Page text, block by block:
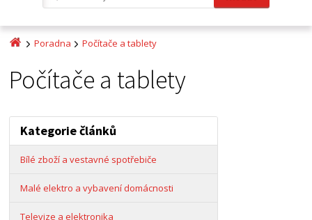
Poradna Počítače a tablety
Počítače a tablety
Kategorie článků
Bílé zboží a vestavné spotřebiče
Malé elektro a vybavení domácnosti
Televize a elektronika